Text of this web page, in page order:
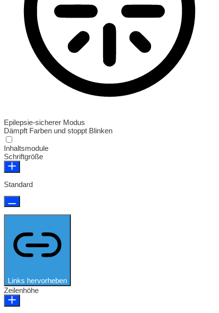
Epilepsie-sicherer Modus
Dämpft Farben und stoppt Blinken
Inhaltsmodule
Schriftgröße
Standard
Links hervorheben
Zeilenhöhe